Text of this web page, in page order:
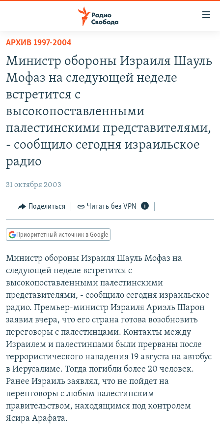
упрощенного
доступа
Вернуться
основному
содержанию
главной
навигации
Вернутся
ПОДКАСТЫ
АВТОРСКИЕ ПРОЕКТЫ
МНЕНИЯ
КУЛЬТУРА
IDEL.РЕАЛИИ
СИБИРЬ.РЕАЛИИ
РАСПИСАНИЕ ВЕЩАНИЯ
СОЦИАЛЬНЫЕ СЕТИ
Все сайты РСЕ/РС
АРХИВ 1997-2004
Министр обороны Израиля Шауль
Мофаз на следующей неделе
встретится с
высокопоставленными
палестинскими представителями,
- сообщило сегодня израильское
радио
31 октября 2003
Поделиться Читать без VPN
Приоритетный источник в Google
Министр обороны Израиля Шауль Мофаз на
следующей неделе встретится с
высокопоставленными палестинскими
представителями, - сообщило сегодня израильское
радио. Премьер-министр Израиля Ариэль Шарон
заявил вчера, что его страна готова возобновить
переговоры с палестинцами. Контакты между
Израилем и палестинцами были прерваны после
террористического нападения 19 августа на автобус
в Иерусалиме. Тогда погибли более 20 человек.
Ранее Израиль заявлял, что не пойдет на
перенговоры с любым палестинским
правительством, находящимся под контролем
Ясира Арафата.